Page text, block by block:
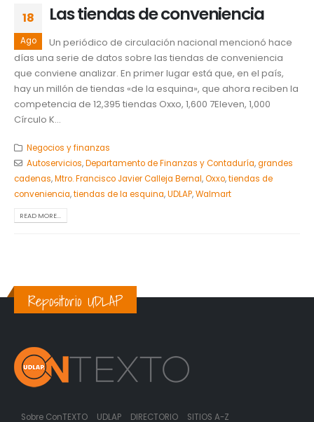
18
Ago
Las tiendas de conveniencia
Un periódico de circulación nacional mencionó hace
días una serie de datos sobre las tiendas de conveniencia
que conviene analizar. En primer lugar está que, en el país,
hay un millón de tiendas «de la esquina», que ahora reciben la
competencia de 12,395 tiendas Oxxo, 1,600 7Eleven, 1,000
Círculo K...
Negocios y finanzas
Autoservicios,Departamento de Finanzas y Contaduría,grandes
cadenas,Mtro. Francisco Javier Calleja Bernal,Oxxo,tiendas de
conveniencia,tiendas de la esquina,UDLAP,Walmart
READ MORE...
Repositorio UDLAP
Sobre ConTEXTO UDLAP DIRECTORIO SITIOS A-Z